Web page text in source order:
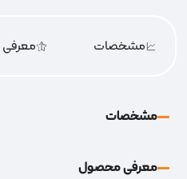
مشخصات
مشخصات
معرفی محصول